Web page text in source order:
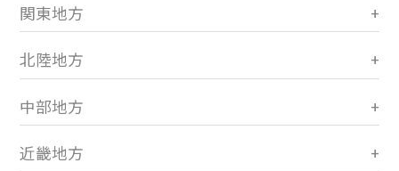
関東地方
北陸地方
中部地方
近畿地方